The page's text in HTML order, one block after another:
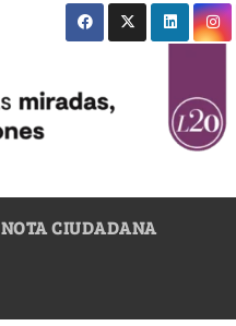
NOTA CIUDADANA